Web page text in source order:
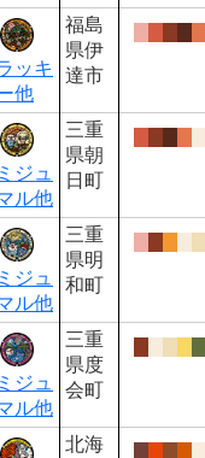
ッキ
他
福島
県伊
達市
ミジュ
ル他
三重
県朝
日町
ミジュ
ル他
三重
県明
和町
ミジュ
ル他
三重
県度
会町
北海